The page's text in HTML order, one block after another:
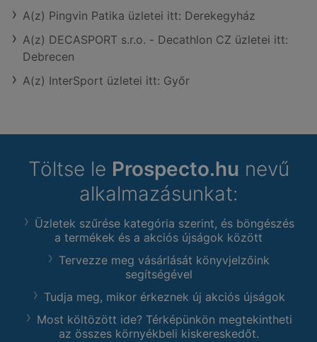
A(z) Pingvin Patika üzletei itt: Derekegyház
A(z) DECASPORT s.r.o. - Decathlon CZ üzletei itt:
Debrecen
A(z) InterSport üzletei itt: Győr
Töltse le Prospecto.hu nevű
alkalmazásunkat:
Üzletek szűrése kategória szerint, és böngészés
a termékek és a akciós újságok között
Tervezze meg vásárlását könyvjelzőink
segítségével
Tudja meg, mikor érkeznek új akciós újságok
Most költözött ide? Térképünkön megtekintheti
az összes környékbeli kiskereskedőt.